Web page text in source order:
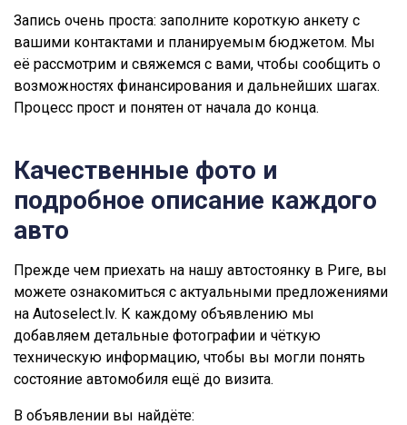
Запись очень проста: заполните короткую анкету с
вашими контактами и планируемым бюджетом. Мы
её рассмотрим и свяжемся с вами, чтобы сообщить о
возможностях финансирования и дальнейших шагах.
Процесс прост и понятен от начала до конца.
Качественные фото и
подробное описание каждого
авто
Прежде чем приехать на нашу автостоянку в Риге, вы
можете ознакомиться с актуальными предложениями
на Autoselect.lv. К каждому объявлению мы
добавляем детальные фотографии и чёткую
техническую информацию, чтобы вы могли понять
состояние автомобиля ещё до визита.
В объявлении вы найдёте: